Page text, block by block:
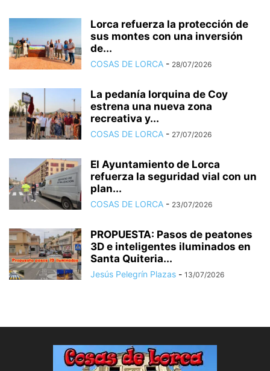
Lorca refuerza la protección de
sus montes con una inversión
de...
COSAS DE LORCA - 28/07/2026
La pedanía lorquina de Coy
estrena una nueva zona
recreativa y...
COSAS DE LORCA - 27/07/2026
El Ayuntamiento de Lorca
refuerza la seguridad vial con un
plan...
COSAS DE LORCA - 23/07/2026
PROPUESTA: Pasos de peatones
3D e inteligentes iluminados en
Santa Quiteria...
Jesús Pelegrín Plazas - 13/07/2026